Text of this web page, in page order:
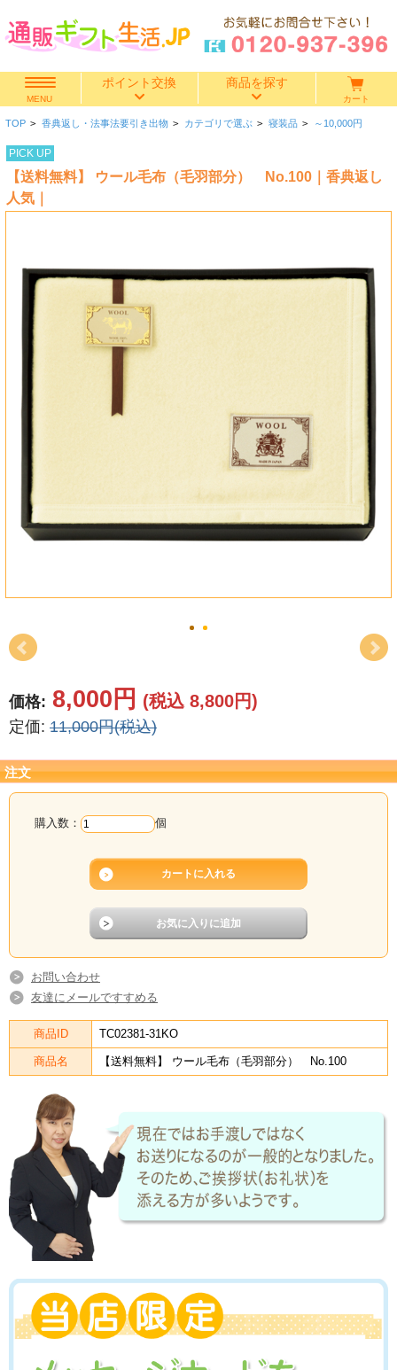
MENU
ポイント交換 商品を探す
快気祝い
香典返し
結婚内祝い
結婚引き出物
出産祝い
結婚祝い
新築祝い
初盆・新盆
お中元
各種記念品
カタログ
カート
TOP > 香典返し・法事法要引き出物 > カテゴリで選ぶ > 寝装品 > ～10,000円
PICK UP
【送料無料】 ウール毛布（毛羽部分） No.100｜香典返し
人気｜
価格: 8,000円 (税込 8,800円)
定価: 11,000円(税込)
注文
購入数： 個
お問い合わせ
友達にメールですすめる
商品ID TC02381-31KO
商品名 【送料無料】 ウール毛布（毛羽部分） No.100